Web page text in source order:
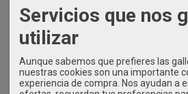
Vestido niña
rojo de cuadro
escoces...
20,00 €
43,90 €
bolsillo
canguro...
18,90 €
Servicios que nos
utilizar
Aunque sabemos que prefieres las
nuestras cookies son una importante
experiencia de compra. Nos ayudan a